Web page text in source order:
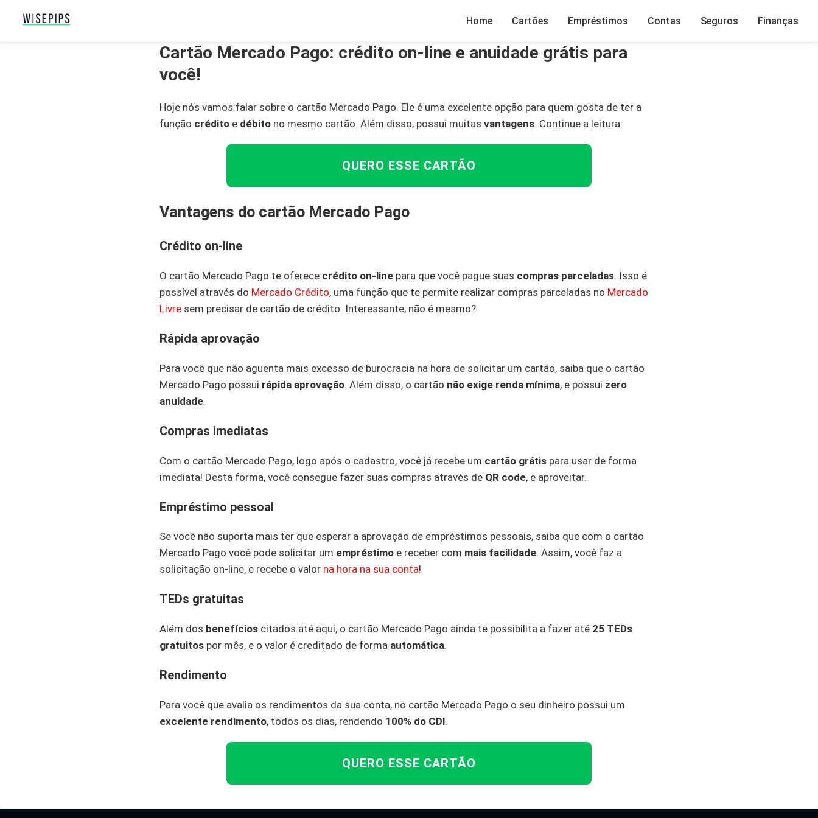
Home Cartões Empréstimos Contas Seguros Finanças
Cartão Mercado Pago: crédito on-line e anuidade grátis para
você!
Hoje nós vamos falar sobre o cartão Mercado Pago. Ele é uma excelente opção para quem gosta de ter a
função crédito e débito no mesmo cartão. Além disso, possui muitas vantagens. Continue a leitura.
QUERO ESSE CARTÃO
Vantagens do cartão Mercado Pago
Crédito on-line
O cartão Mercado Pago te oferece crédito on-line para que você pague suas compras parceladas. Isso é
possível através do Mercado Crédito, uma função que te permite realizar compras parceladas no Mercado
Livre sem precisar de cartão de crédito. Interessante, não é mesmo?
Rápida aprovação
Para você que não aguenta mais excesso de burocracia na hora de solicitar um cartão, saiba que o cartão
Mercado Pago possui rápida aprovação. Além disso, o cartão não exige renda mínima, e possui zero
anuidade.
Compras imediatas
Com o cartão Mercado Pago, logo após o cadastro, você já recebe um cartão grátis para usar de forma
imediata! Desta forma, você consegue fazer suas compras através de QR code, e aproveitar.
Empréstimo pessoal
Se você não suporta mais ter que esperar a aprovação de empréstimos pessoais, saiba que com o cartão
Mercado Pago você pode solicitar um empréstimo e receber com mais facilidade. Assim, você faz a
solicitação on-line, e recebe o valor na hora na sua conta!
TEDs gratuitas
Além dos benefícios citados até aqui, o cartão Mercado Pago ainda te possibilita a fazer até 25 TEDs
gratuitos por mês, e o valor é creditado de forma automática.
Rendimento
Para você que avalia os rendimentos da sua conta, no cartão Mercado Pago o seu dinheiro possui um
excelente rendimento, todos os dias, rendendo 100% do CDI.
QUERO ESSE CARTÃO